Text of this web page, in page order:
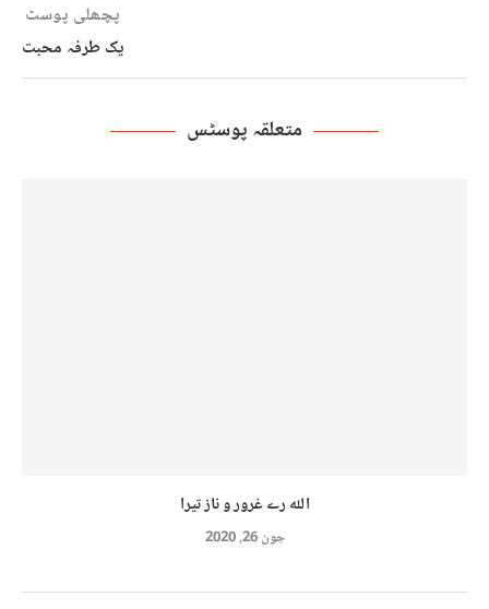
پچھلی پوسٹ
یک طرفہ محبت
متعلقہ پوسٹس
اللہ رے غرور و ناز تیرا
جون 26, 2020